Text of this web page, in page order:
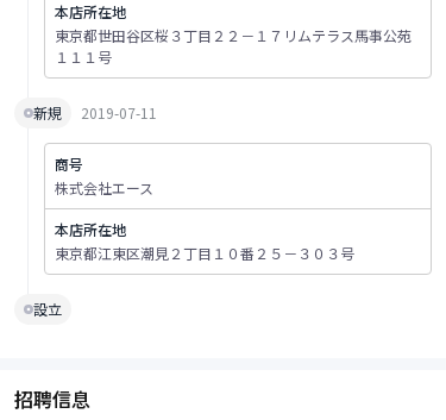
本店所在地
東京都世田谷区桜３丁目２２－１７リムテラス馬事公苑
１１１号
新規 2019-07-11
商号
株式会社エース
本店所在地
東京都江東区潮見２丁目１０番２５－３０３号
設立
招聘信息